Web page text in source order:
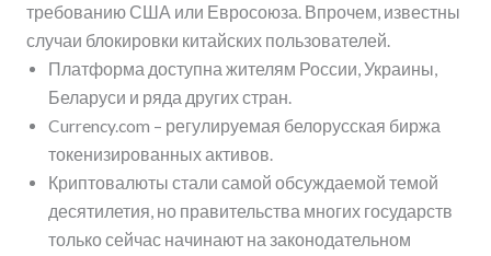
требованию США или Евросоюза. Впрочем, известны
случаи блокировки китайских пользователей.
Платформа доступна жителям России, Украины,
Беларуси и ряда других стран.
Currency.com – регулируемая белорусская биржа
токенизированных активов.
Криптовалюты стали самой обсуждаемой темой
десятилетия, но правительства многих государств
только сейчас начинают на законодательном